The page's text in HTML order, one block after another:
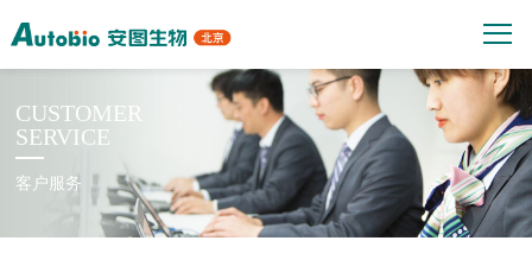
CUSTOMER
SERVICE
客户服务